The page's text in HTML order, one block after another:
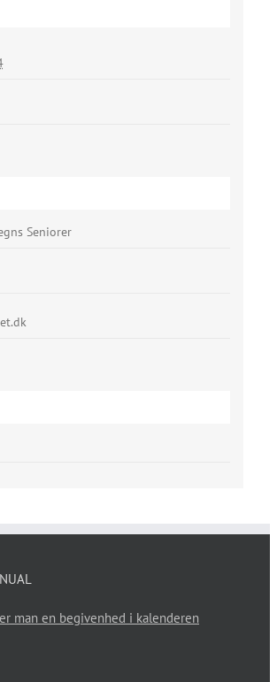
Seniorer
man en begivenhed i kalenderen